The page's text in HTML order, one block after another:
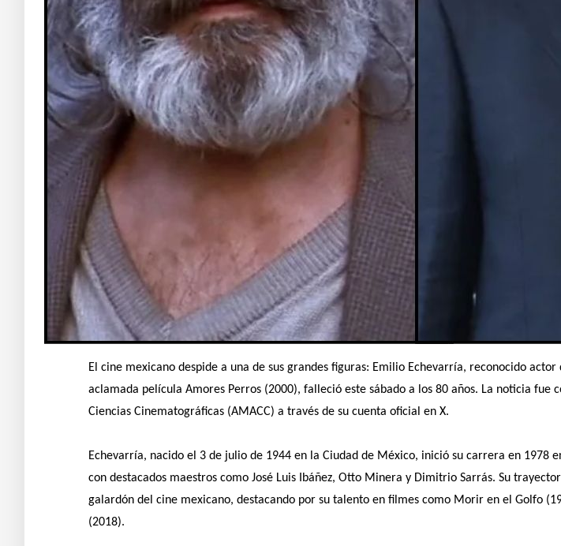
El cine mexicano despide a una de sus grandes figuras: Emilio Echevarría, reconocido
aclamada película Amores Perros (2000), falleció este sábado a los 80 años. La noticia
Ciencias Cinematográficas (AMACC) a través de su cuenta oficial en X.
Echevarría, nacido el 3 de julio de 1944 en la Ciudad de México, inició su carrera en 1978
con destacados maestros como José Luis Ibáñez, Otto Minera y Dimitrio Sarrás. Su
galardón del cine mexicano, destacando por su talento en filmes como Morir en el Golfo
(2018).